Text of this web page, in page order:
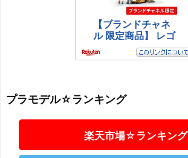
プラモデル☆ランキング
楽天市場☆ランキング